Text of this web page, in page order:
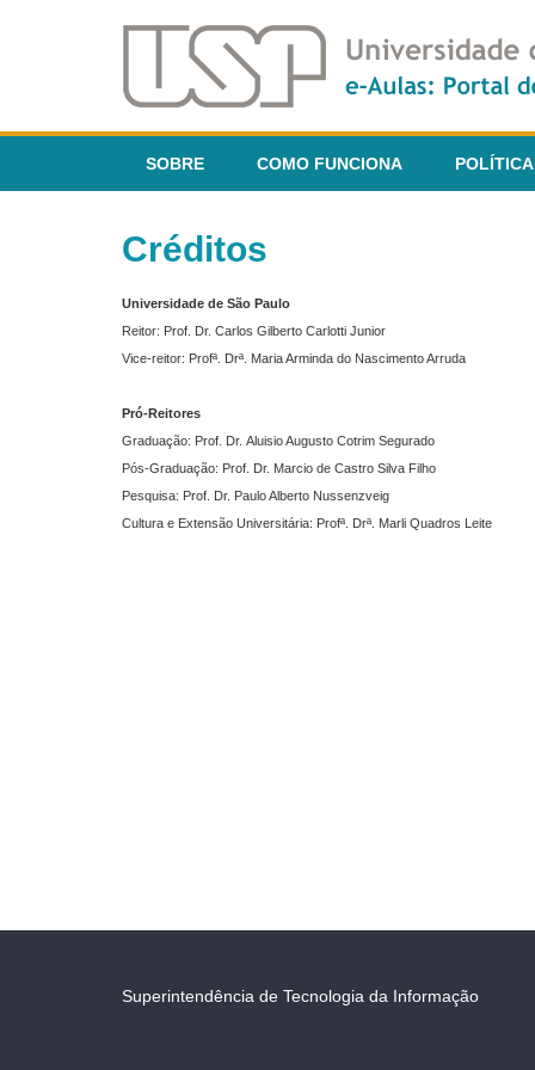
SOBRE COMO FUNCIONA
Créditos
Universidade de São Paulo
Reitor: Prof. Dr. Carlos Gilberto Carlotti Junior
Vice-reitor: Profª. Drª. Maria Arminda do Nascimento Arruda
Pró-Reitores
Graduação: Prof. Dr. Aluisio Augusto Cotrim Segurado
Pós-Graduação: Prof. Dr. Marcio de Castro Silva Filho
Pesquisa: Prof. Dr. Paulo Alberto Nussenzveig
Cultura e Extensão Universitária: Profª. Drª. Marli Quadros Leite
Superintendência de Tecnologia da Informação